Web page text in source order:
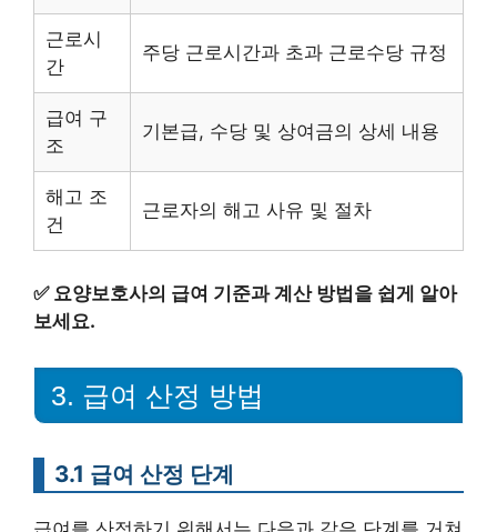
근로시
간
주당 근로시간과 초과 근로수당 규정
급여 구
조
기본급, 수당 및 상여금의 상세 내용
해고 조
건
근로자의 해고 사유 및 절차
✅ 요양보호사의 급여 기준과 계산 방법을 쉽게 알아
보세요.
3. 급여 산정 방법
3.1 급여 산정 단계